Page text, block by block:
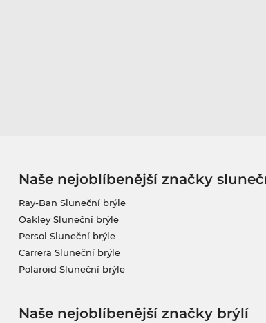
Naše nejoblíbenější značky
Ray-Ban Sluneční brýle
Oakley Sluneční brýle
Persol Sluneční brýle
Carrera Sluneční brýle
Polaroid Sluneční brýle
Naše nejoblíbenější značky brýlí